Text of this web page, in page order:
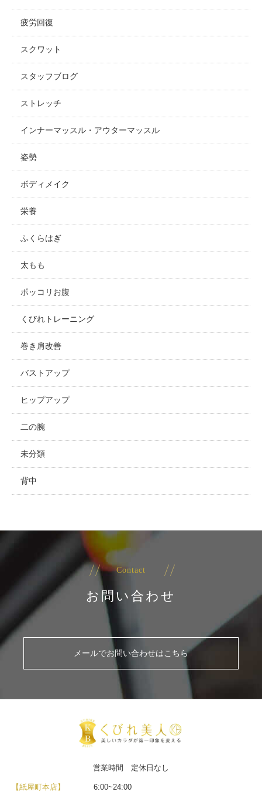
疲労回復
スクワット
スタッフブログ
ストレッチ
インナーマッスル・アウターマッスル
姿勢
ボディメイク
栄養
ふくらはぎ
太もも
ポッコリお腹
くびれトレーニング
巻き肩改善
バストアップ
ヒップアップ
二の腕
未分類
背中
Contact
お問い合わせ
メールでお問い合わせはこちら
営業時間 定休日なし
【紙屋町本店】 6:00~24:00